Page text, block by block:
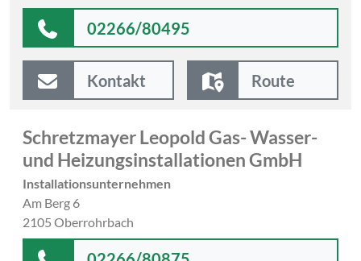
02266/80495
Kontakt Route
Schretzmayer Leopold Gas- Wasser-
und Heizungsinstallationen GmbH
Installationsunternehmen
Am Berg 6
2105 Oberrohrbach